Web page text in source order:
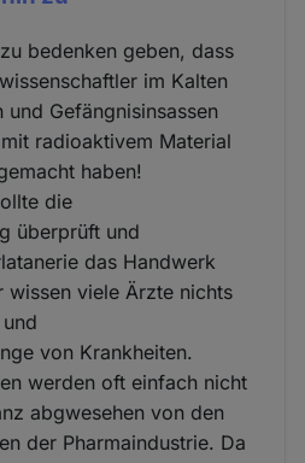
bedenken geben, dass
im Kalten
Gefängnisinsassen
radioaktivem Material
haben!
die
überprüft und
das Handwerk
wissen viele Ärzte nichts
von Krankheiten.
werden oft einfach nicht
abgwesehen von den
der Pharmaindustrie. Da